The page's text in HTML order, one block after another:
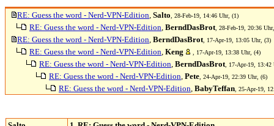
RE: Guess the word - Nerd-VPN-Edition, Salto , 28-Feb-19, 14:46 Uhr, (1)
RE: Guess the word - Nerd-VPN-Edition, BerndDasBrot , 28-Feb-19, 20:36
RE: Guess the word - Nerd-VPN-Edition, BerndDasBrot , 17-Apr-19, 13:05 Uhr, (3)
RE: Guess the word - Nerd-VPN-Edition, Keng , 17-Apr-19, 13:38 Uhr, (4)
RE: Guess the word - Nerd-VPN-Edition, BerndDasBrot , 17-Apr-19,
RE: Guess the word - Nerd-VPN-Edition, Pete , 24-Apr-19, 22:39 Uhr, (6)
RE: Guess the word - Nerd-VPN-Edition, BabyTeffan , 25-Apr-19,